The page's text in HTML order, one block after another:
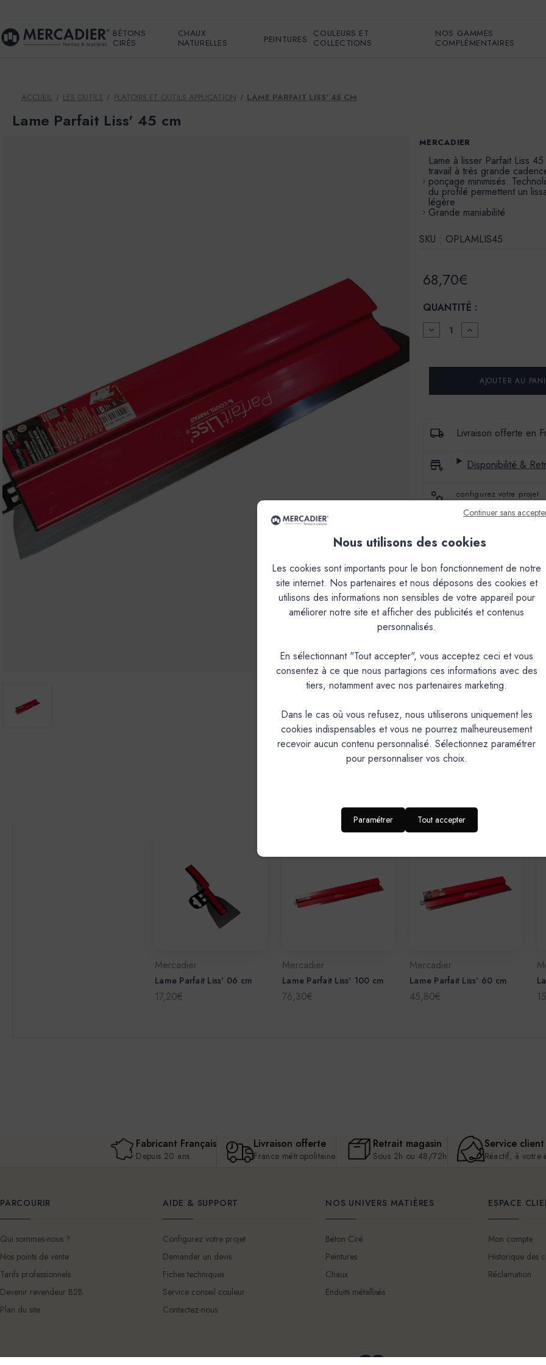
BÉTONS
CIRÉS
CHAUX
NATURELLES
PEINTURES
COULEURS ET
COLLECTIONS
NOS GAMMES
COMPLÉMENTAIRES
ACCUEIL LES OUTILS PLATOIRS ET OUTILS APPLICATION LAME PARFAIT LISS' 45 CM
Lame Parfait Liss' 45 cm
MERCADIER
Lame à lisser Parfait Liss
travail à très grande
ponçage minimisés.
du profilé permettent un
légère
Grande maniabilité
SKU : OPLAMLIS45
68,70€
QUANTITÉ :
DIMINUER
LA
LAME
45
AUGMENTER
LA
LAME
PARFAIT
45
Livraison offerte en
Disponibilité &
configurez votre projet
Retours
Produits associés
Mercadier
Lame Parfait Liss' 06 cm
17,20€
Mercadier
Lame Parfait Liss' 100 cm
76,30€
Mercadier
Lame Parfait Liss' 60 cm
45,80€
Fabricant Français
Depuis 20 ans
Livraison offerte
France métropolitaine
Retrait magasin
Sous 2h ou 48/72h
Service client
Réactif, à votre
PARCOURIR
Qui sommes-nous ?
Nos points de vente
Tarifs professionnels
Devenir revendeur B2B
Plan du site
AIDE & SUPPORT
Configurez votre projet
Demander un devis
Fiches techniques
Service conseil couleur
Contactez-nous
NOS UNIVERS MATIÈRES
Béton Ciré
Peintures
Chaux
Enduits métallisés
ESPACE
Mon compte
Historique des
Réclamation
Continuer sans
Nous utilisons des cookies
Les cookies sont importants pour le bon fonctionnement de notre
site internet. Nos partenaires et nous déposons des cookies et
utilisons des informations non sensibles de votre appareil pour
améliorer notre site et afficher des publicités et contenus
personnalisés.
En sélectionnant "Tout accepter", vous acceptez ceci et vous
consentez à ce que nous partagions ces informations avec des
tiers, notamment avec nos partenaires marketing.
Dans le cas où vous refusez, nous utiliserons uniquement les
cookies indispensables et vous ne pourrez malheureusement
recevoir aucun contenu personnalisé. Sélectionnez paramétrer
pour personnaliser vos choix.
Paramétrer Tout accepter